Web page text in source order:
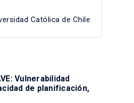
Católica de Chile
Vulnerabilidad
de planificación,